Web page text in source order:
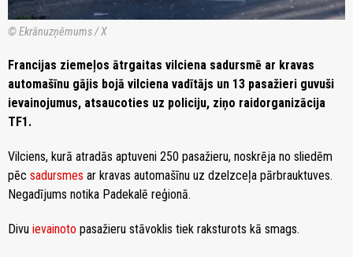
© Ekrānuzņēmums / X
Francijas ziemeļos ātrgaitas vilciena sadursmē ar kravas
automašīnu gājis bojā vilciena vadītājs un 13 pasažieri guvuši
ievainojumus, atsaucoties uz policiju, ziņo raidorganizācija
TF1.
Vilciens, kurā atradās aptuveni 250 pasažieru, noskrēja no sliedēm
pēc sadursmes ar kravas automašīnu uz dzelzceļa pārbrauktuves.
Negadījums notika Padekalē reģionā.
Divu ievainoto pasažieru stāvoklis tiek raksturots kā smags.